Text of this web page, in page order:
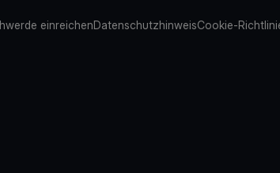
einreichenDatenschutzhinweisCookie-